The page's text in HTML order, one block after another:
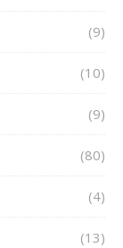
(9)
(10)
(9)
(80)
(4)
(13)